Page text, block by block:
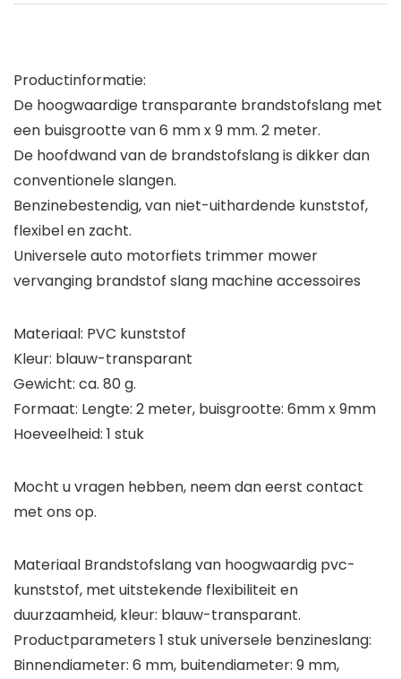
Productinformatie:
De hoogwaardige transparante brandstofslang met
een buisgrootte van 6 mm x 9 mm. 2 meter.
De hoofdwand van de brandstofslang is dikker dan
conventionele slangen.
Benzinebestendig, van niet-uithardende kunststof,
flexibel en zacht.
Universele auto motorfiets trimmer mower
vervanging brandstof slang machine accessoires
Materiaal: PVC kunststof
Kleur: blauw-transparant
Gewicht: ca. 80 g.
Formaat: Lengte: 2 meter, buisgrootte: 6mm x 9mm
Hoeveelheid: 1 stuk
Mocht u vragen hebben, neem dan eerst contact
met ons op.
Materiaal Brandstofslang van hoogwaardig pvc-
kunststof, met uitstekende flexibiliteit en
duurzaamheid, kleur: blauw-transparant.
Productparameters 1 stuk universele benzineslang:
Binnendiameter: 6 mm, buitendiameter: 9 mm,